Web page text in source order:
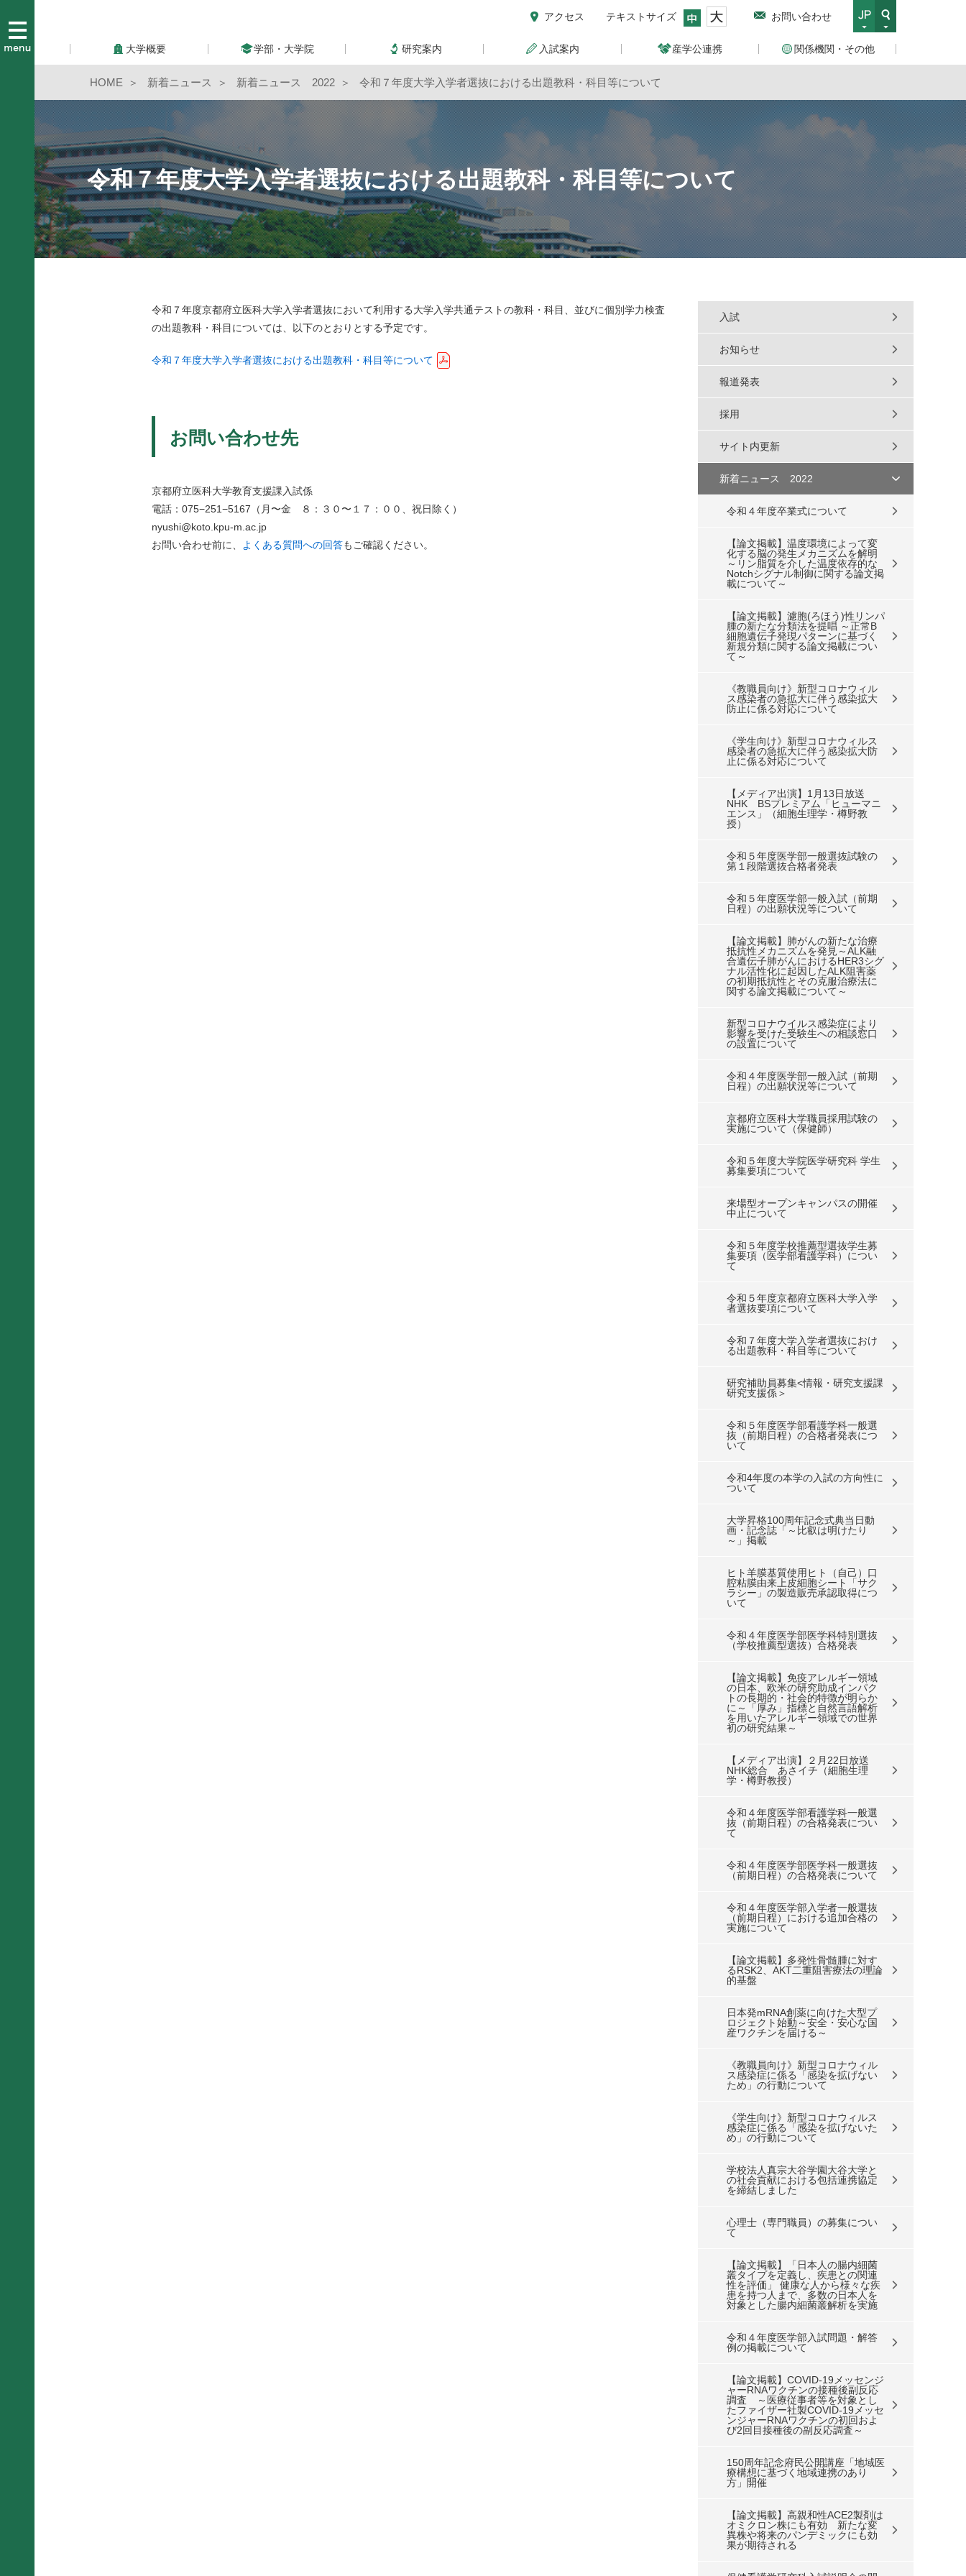
アクセス テキストサイズ お問い合わせ
大学概要 学部・大学院 研究案内 入試案内 産学公連携 関係機関・その他
HOME 新着ニュース 新着ニュース 2022 令和７年度大学入学者選抜における出題教科・科目等について
令和７年度大学入学者選抜における出題教科・科目等について
令和７年度京都府立医科大学入学者選抜において利用する大学入学共通テストの教科・科目、並びに個別学力検査
の出題教科・科目については、以下のとおりとする予定です。
令和７年度大学入学者選抜における出題教科・科目等について
お問い合わせ先
京都府立医科大学教育支援課入試係
電話：075−251−5167（月〜金 ８：３０〜１７：００、祝日除く）
nyushi@koto.kpu-m.ac.jp
お問い合わせ前に、 よくある質問への回答もご確認ください。
入試
お知らせ
報道発表
採用
サイト内更新
新着ニュース 2022
令和４年度卒業式について
【論文掲載】温度環境によって変
化する脳の発生メカニズムを解明
～リン脂質を介した温度依存的な
Notchシグナル制御に関する論文掲
載について～
【論文掲載】濾胞(ろほう)性リンパ
腫の新たな分類法を提唱 ～正常B
細胞遺伝子発現パターンに基づく
新規分類に関する論文掲載につい
て～
《教職員向け》新型コロナウィル
ス感染者の急拡大に伴う感染拡大
防止に係る対応について
《学生向け》新型コロナウィルス
感染者の急拡大に伴う感染拡大防
止に係る対応について
【メディア出演】1月13日放送
NHK BSプレミアム「ヒューマニ
エンス」（細胞生理学・樽野教
授）
令和５年度医学部一般選抜試験の
第１段階選抜合格者発表
令和５年度医学部一般入試（前期
日程）の出願状況等について
【論文掲載】肺がんの新たな治療
抵抗性メカニズムを発見～ALK融
合遺伝子肺がんにおけるHER3シグ
ナル活性化に起因したALK阻害薬
の初期抵抗性とその克服治療法に
関する論文掲載について～
新型コロナウイルス感染症により
影響を受けた受験生への相談窓口
の設置について
令和４年度医学部一般入試（前期
日程）の出願状況等について
京都府立医科大学職員採用試験の
実施について（保健師）
令和５年度大学院医学研究科 学生
募集要項について
来場型オープンキャンパスの開催
中止について
令和５年度学校推薦型選抜学生募
集要項（医学部看護学科）につい
て
令和５年度京都府立医科大学入学
者選抜要項について
令和７年度大学入学者選抜におけ
る出題教科・科目等について
研究補助員募集<情報・研究支援課
研究支援係＞
令和５年度医学部看護学科一般選
抜（前期日程）の合格者発表につ
いて
令和4年度の本学の入試の方向性に
ついて
大学昇格100周年記念式典当日動
画・記念誌「～比叡は明けたり
～」掲載
ヒト羊膜基質使用ヒト（自己）口
腔粘膜由来上皮細胞シート「サク
ラシー」の製造販売承認取得につ
いて
令和４年度医学部医学科特別選抜
（学校推薦型選抜）合格発表
【論文掲載】免疫アレルギー領域
の日本、欧米の研究助成インパク
トの長期的・社会的特徴が明らか
に～「厚み」指標と自然言語解析
を用いたアレルギー領域での世界
初の研究結果～
【メディア出演】２月22日放送
NHK総合 あさイチ（細胞生理
学・樽野教授）
令和４年度医学部看護学科一般選
抜（前期日程）の合格発表につい
て
令和４年度医学部医学科一般選抜
（前期日程）の合格発表について
令和４年度医学部入学者一般選抜
（前期日程）における追加合格の
実施について
【論文掲載】多発性骨髄腫に対す
るRSK2、AKT二重阻害療法の理論
的基盤
日本発mRNA創薬に向けた大型プ
ロジェクト始動～安全・安心な国
産ワクチンを届ける～
《教職員向け》新型コロナウィル
ス感染症に係る「感染を拡げない
ため」の行動について
《学生向け》新型コロナウィルス
感染症に係る「感染を拡げないた
め」の行動について
学校法人真宗大谷学園大谷大学と
の社会貢献における包括連携協定
を締結しました
心理士（専門職員）の募集につい
て
【論文掲載】「日本人の腸内細菌
叢タイプを定義し、疾患との関連
性を評価」 健康な人から様々な疾
患を持つ人まで、多数の日本人を
対象とした腸内細菌叢解析を実施
令和４年度医学部入試問題・解答
例の掲載について
【論文掲載】COVID-19メッセンジ
ャーRNAワクチンの接種後副反応
調査 ～医療従事者等を対象とし
たファイザー社製COVID-19メッセ
ンジャーRNAワクチンの初回およ
び2回目接種後の副反応調査～
150周年記念府民公開講座「地域医
療構想に基づく地域連携のあり
方」開催
【論文掲載】高親和性ACE2製剤は
オミクロン株にも有効 新たな変
異株や将来のパンデミックにも効
果が期待される